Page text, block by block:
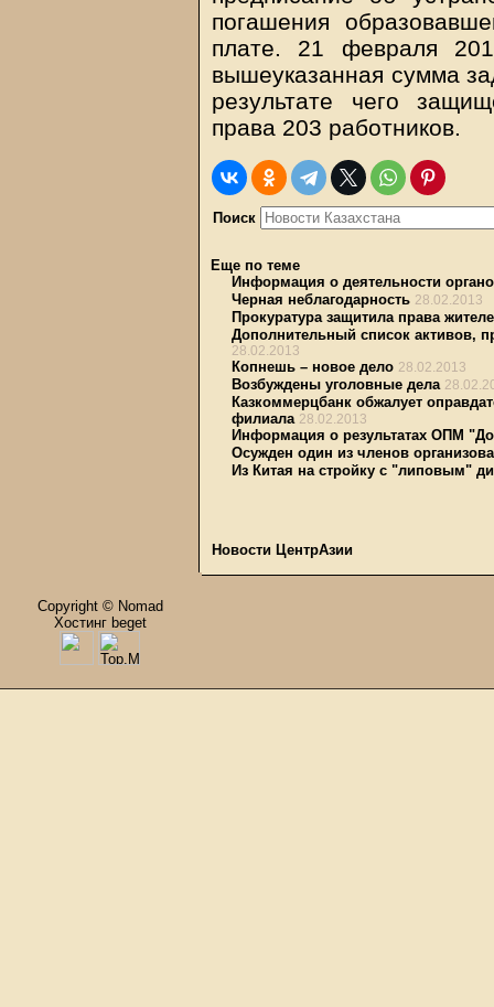
погашения
плате. 21 февраля
вышеуказанная сумма
результате чего
права 203 работников.
Поиск
Еще по теме
Информация о деятельности
Черная неблагодарность 28.02.2013
Прокуратура защитила права
Дополнительный список активов,
28.02.2013
Копнешь – новое дело 28.02.2013
Возбуждены уголовные дела
Казкоммерцбанк обжалует
филиала 28.02.2013
Информация о результатах ОПМ
Осужден один из членов
Из Китая на стройку с "липовым"
Новости ЦентрАзии
Copyright © Nomad
Хостинг beget